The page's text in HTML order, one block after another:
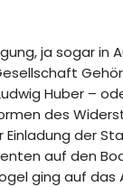
ja sogar
Huber –
des
der
auf den
ging auf